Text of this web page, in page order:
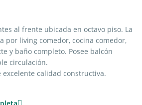
al frente ubicada en octavo piso. La
por living comedor, cocina comedor,
y baño completo. Posee balcón
circulación.
calidad constructiva.